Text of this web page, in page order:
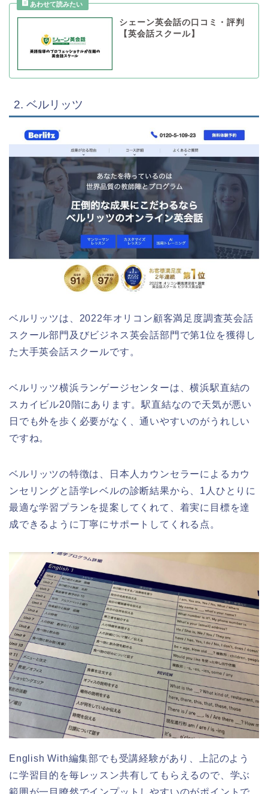
シェーン英会話の口コミ・評判
【英会話スクール】
2. ベルリッツ
ベルリッツは、2022年オリコン顧客満足度調査英会話
スクール部門及びビジネス英会話部門で第1位を獲得し
た大手英会話スクールです。
ベルリッツ横浜ランゲージセンターは、横浜駅直結の
スカイビル20階にあります。駅直結なので天気が悪い
日でも外を歩く必要がなく、通いやすいのがうれしい
ですね。
ベルリッツの特徴は、日本人カウンセラーによるカウ
ンセリングと語学レベルの診断結果から、1人ひとりに
最適な学習プランを提案してくれて、着実に目標を達
成できるように丁寧にサポートしてくれる点。
English With編集部でも受講経験があり、上記のよう
に学習目的を毎レッスン共有してもらえるので、学ぶ